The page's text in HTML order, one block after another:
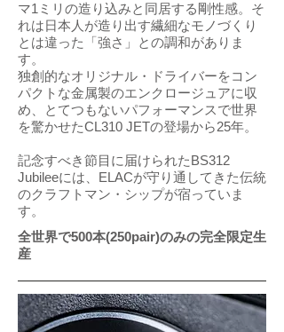
マ1ミリの造り込みと同居する剛性感。そ
れは日本人が造り出す繊細なモノづくり
とは違った「強さ」との調和がありま
す。
独創的なオリジナル・ドライバーをコン
パクトな金属製のエンクロージュアに収
め、とてつもないパフォーマンスで世界
を驚かせたCL310 JETの登場から25年。
記念すべき節目に届けられたBS312
Jubileeには、ELACが守り通してきた伝統
のクラフトマン・シップが宿っていま
す。
全世界で500本(250pair)のみの完全限定生
産